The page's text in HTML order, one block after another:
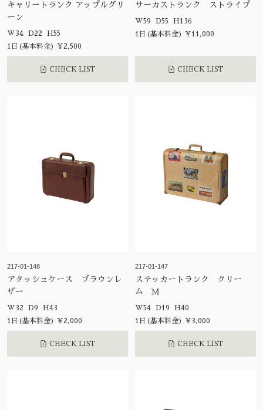
キャリートランク アップルグリ
ーン
W34 D22 H55
1日(基本料金) ¥2,500
CHECK LIST
サーカストランク ストライプ
W59 D55 H136
1日(基本料金) ¥11,000
CHECK LIST
217-01-148
アタッシュケース ブラウンレ
ザー
W32 D9 H43
1日(基本料金) ¥2,000
CHECK LIST
217-01-147
ステッカートランク クリー
ム Ｍ
W54 D19 H40
1日(基本料金) ¥3,000
CHECK LIST